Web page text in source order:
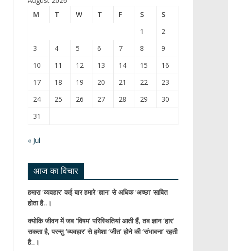
M
T W T F S
S
1
2
3
4 5 6 7 8
9
10
11 12 13 14 15
16
17
18 19 20 21 22
23
24
25 26 27 28 29
30
31
« Jul
आज का विचार
हमारा ‘व्यवहार’ कई बार हमारे ‘ज्ञान’ से अधिक ‘अच्छा’ साबित
होता है..।
क्योकि जीवन में जब ‘विषम’ परिस्थितियां आती हैं,तब ज्ञान ‘हार’
सकता है,परन्तु ‘व्यवहार’ से हमेशा ‘जीत’ होने की ‘संभावना’ रहती
है..।